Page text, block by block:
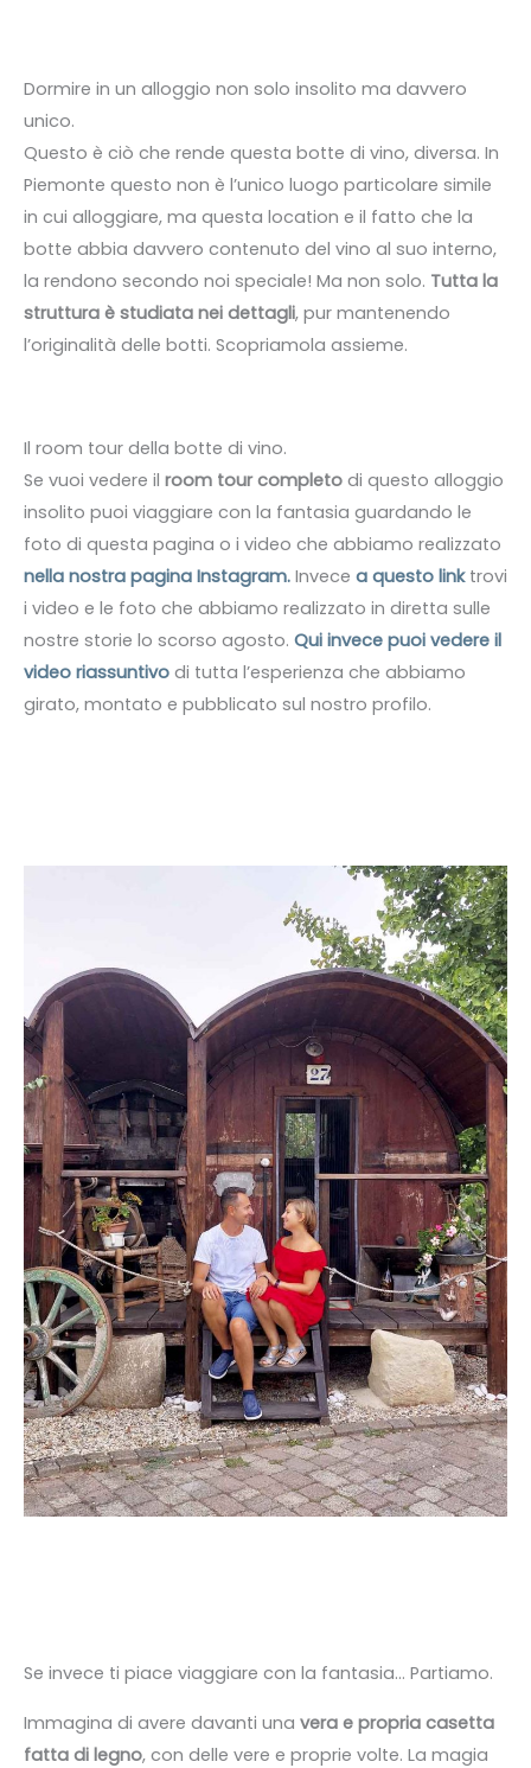
Dormire in un alloggio non solo insolito ma davvero
unico.
Questo è ciò che rende questa botte di vino, diversa. In
Piemonte questo non è l’unico luogo particolare simile
in cui alloggiare, ma questa location e il fatto che la
botte abbia davvero contenuto del vino al suo interno,
la rendono secondo noi speciale! Ma non solo. Tutta la
struttura è studiata nei dettagli, pur mantenendo
l’originalità delle botti. Scopriamola assieme.
Il room tour della botte di vino.
Se vuoi vedere il room tour completo di questo alloggio
insolito puoi viaggiare con la fantasia guardando le
foto di questa pagina o i video che abbiamo realizzato
nella nostra pagina Instagram. Invece a questo linktrovi
i video e le foto che abbiamo realizzato in diretta sulle
nostre storie lo scorso agosto. Qui invece puoi vedere il
video riassuntivo di tutta l’esperienza che abbiamo
girato, montato e pubblicato sul nostro profilo.
Se invece ti piace viaggiare con la fantasia… Partiamo.
Immagina di avere davanti una vera e propria casetta
fatta di legno, con delle vere e proprie volte. La magia